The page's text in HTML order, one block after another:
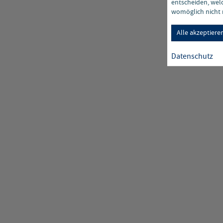
entscheiden,
womöglich nicht
Alle
Datenschutz